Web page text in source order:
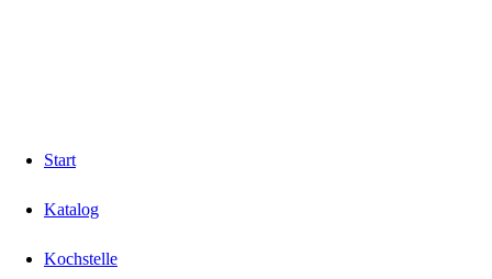
Start
Katalog
Kochstelle